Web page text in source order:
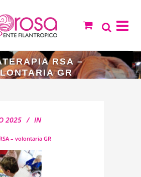
RSA –
GR
2025 IN
– volontaria GR